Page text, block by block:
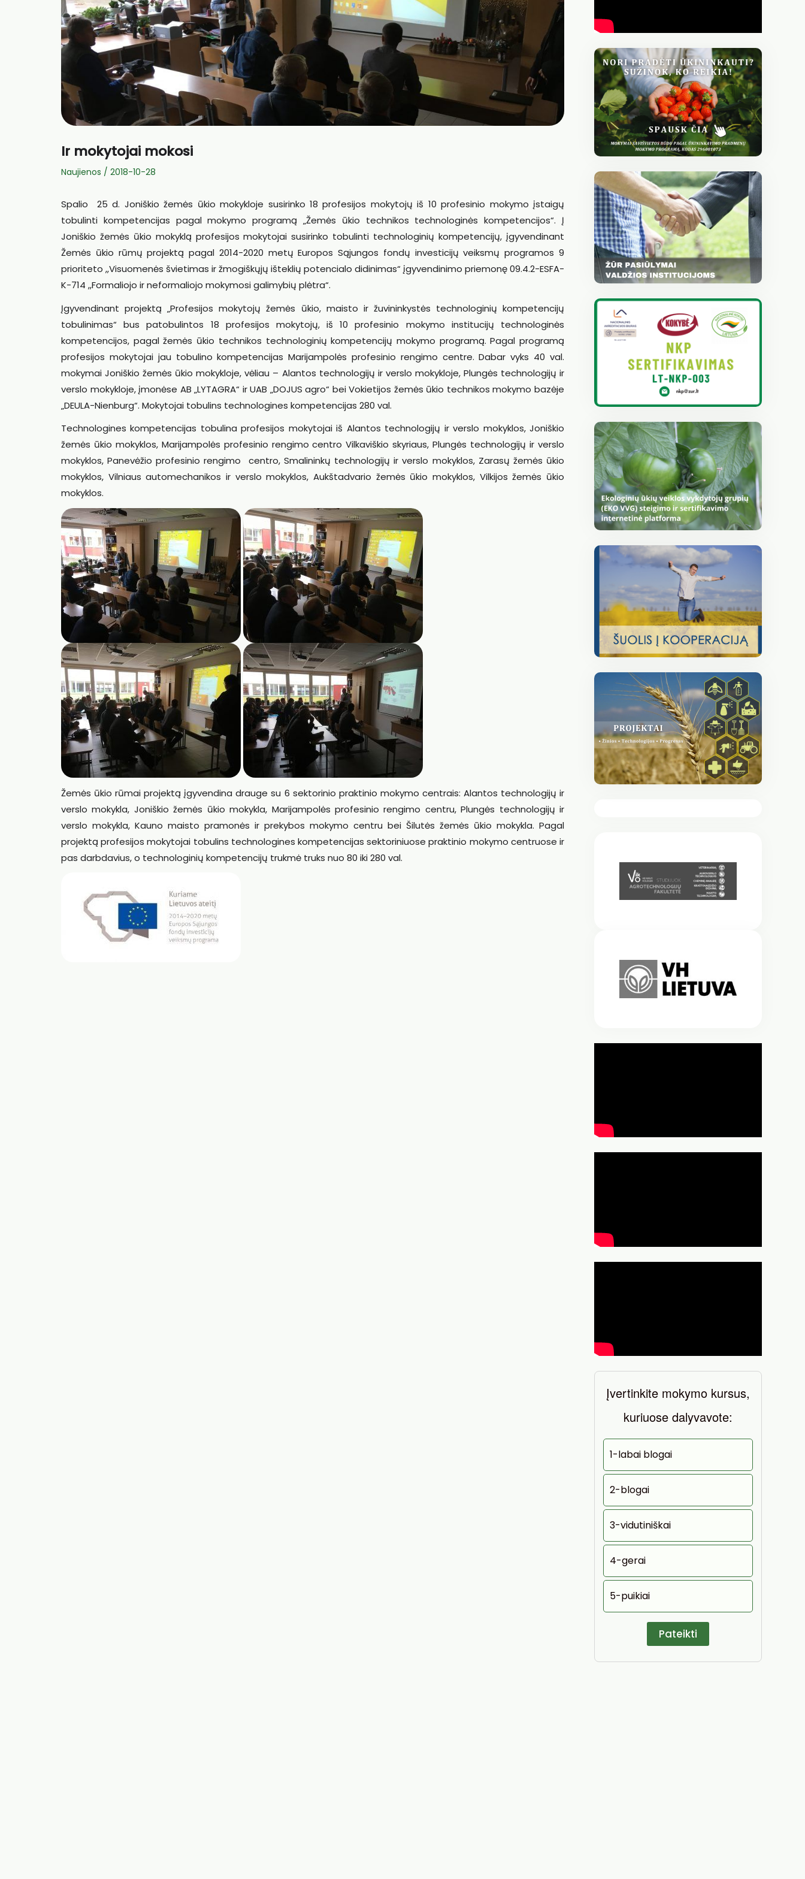
Ir mokytojai mokosi
Naujienos / 2018-10-28
Spalio 25 d. Joniškio žemės ūkio mokykloje susirinko 18 profesijos mokytojų iš 10 profesinio mokymo įstaigų
tobulinti kompetencijas pagal mokymo programą „Žemės ūkio technikos technologinės kompetencijos“. Į
Joniškio žemės ūkio mokyklą profesijos mokytojai susirinko tobulinti technologinių kompetencijų, įgyvendinant
Žemės ūkio rūmų projektą pagal 2014-2020 metų Europos Sąjungos fondų investicijų veiksmų programos 9
prioriteto ,,Visuomenės švietimas ir žmogiškųjų išteklių potencialo didinimas“ įgyvendinimo priemonę 09.4.2-ESFA-
K-714 ,,Formaliojo ir neformaliojo mokymosi galimybių plėtra“.
Įgyvendinant projektą „Profesijos mokytojų žemės ūkio, maisto ir žuvininkystės technologinių kompetencijų
tobulinimas“ bus patobulintos 18 profesijos mokytojų, iš 10 profesinio mokymo institucijų technologinės
kompetencijos, pagal žemės ūkio technikos technologinių kompetencijų mokymo programą. Pagal programą
profesijos mokytojai jau tobulino kompetencijas Marijampolės profesinio rengimo centre. Dabar vyks 40 val.
mokymai Joniškio žemės ūkio mokykloje, vėliau – Alantos technologijų ir verslo mokykloje, Plungės technologijų ir
verslo mokykloje, įmonėse AB „LYTAGRA“ ir UAB „DOJUS agro“ bei Vokietijos žemės ūkio technikos mokymo bazėje
„DEULA-Nienburg“. Mokytojai tobulins technologines kompetencijas 280 val.
Technologines kompetencijas tobulina profesijos mokytojai iš Alantos technologijų ir verslo mokyklos, Joniškio
žemės ūkio mokyklos, Marijampolės profesinio rengimo centro Vilkaviškio skyriaus, Plungės technologijų ir verslo
mokyklos, Panevėžio profesinio rengimo centro, Smalininkų technologijų ir verslo mokyklos, Zarasų žemės ūkio
mokyklos, Vilniaus automechanikos ir verslo mokyklos, Aukštadvario žemės ūkio mokyklos, Vilkijos žemės ūkio
mokyklos.
Žemės ūkio rūmai projektą įgyvendina drauge su 6 sektorinio praktinio mokymo centrais: Alantos technologijų ir
verslo mokykla, Joniškio žemės ūkio mokykla, Marijampolės profesinio rengimo centru, Plungės technologijų ir
verslo mokykla, Kauno maisto pramonės ir prekybos mokymo centru bei Šilutės žemės ūkio mokykla. Pagal
projektą profesijos mokytojai tobulins technologines kompetencijas sektoriniuose praktinio mokymo centruose ir
pas darbdavius, o technologinių kompetencijų trukmė truks nuo 80 iki 280 val.
Įvertinkite mokymo kursus,
kuriuose dalyvavote:
1-labai blogai
2-blogai
3-vidutiniškai
4-gerai
5-puikiai